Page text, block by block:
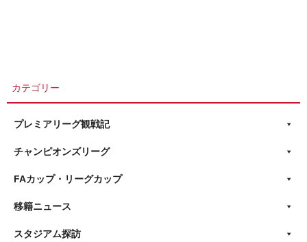
カテゴリー
プレミアリーグ観戦記
チャンピオンズリーグ
FAカップ・リーグカップ
移籍ニュース
スタジアム探訪